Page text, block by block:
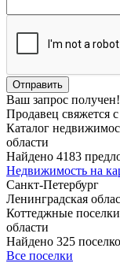
Ваш запрос получен!
Продавец свяжется
Каталог
области
Найдено 4183
Недвижимость на
Санкт-Петербург
Ленинградская
Коттеджные
области
Найдено 325
Все поселки